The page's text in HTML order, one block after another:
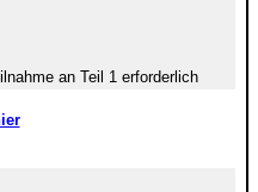
an Teil 1 erforderlich